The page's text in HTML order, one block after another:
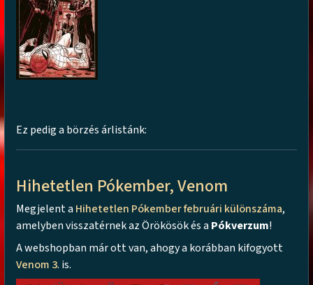
Ez pedig a börzés árlistánk:
Hihetetlen Pókember, Venom
Megjelent a Hihetetlen Pókember februári különszáma,
amelyben visszatérnek az Örökösök és a Pókverzum!
A webshopban már ott van, ahogy a korábban kifogyott
Venom 3. is.